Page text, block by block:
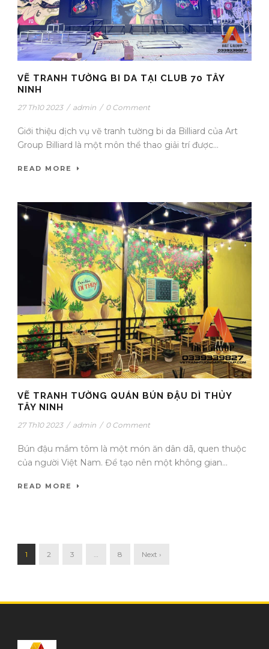
VẼ TRANH TƯỜNG BI DA TẠI CLUB 70 TÂY
NINH
27 Th10 2023 / admin / 0 Comment
Giới thiệu dịch vụ vẽ tranh tường bi da Billiard của Art
Group Billiard là một môn thể thao giải trí được...
READ MORE
VẼ TRANH TƯỜNG QUÁN BÚN ĐẬU DÌ THỦY
TÂY NINH
27 Th10 2023 / admin / 0 Comment
Bún đậu mắm tôm là một món ăn dân dã, quen thuộc
của người Việt Nam. Để tạo nên một không gian...
READ MORE
1 2 3 8 Next ›